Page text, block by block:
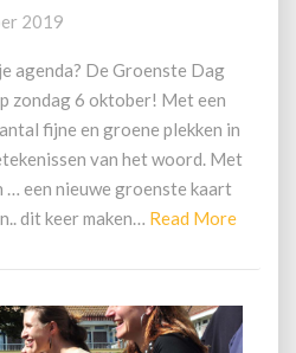
2019
agenda? De Groenste Dag
zondag 6 oktober! Met een
fijne en groene plekken in
van het woord. Met
… een nieuwe groenste kaart
dit keer maken… Read MoreRead